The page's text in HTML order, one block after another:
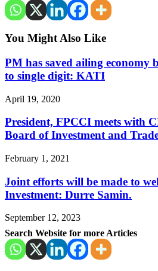
You Might Also Like
PM has saved ailing economy
to single digit: KATI
April 19, 2020
President, FPCCI meets with
Board of Investment and
February 1, 2021
Joint efforts will be made to
Investment: Durre Samin.
September 12, 2023
Search Website for more Articles